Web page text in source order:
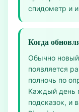
спидометр и
Когда
Обычно новый
появляется
полночь по
Каждый день
подсказок, и